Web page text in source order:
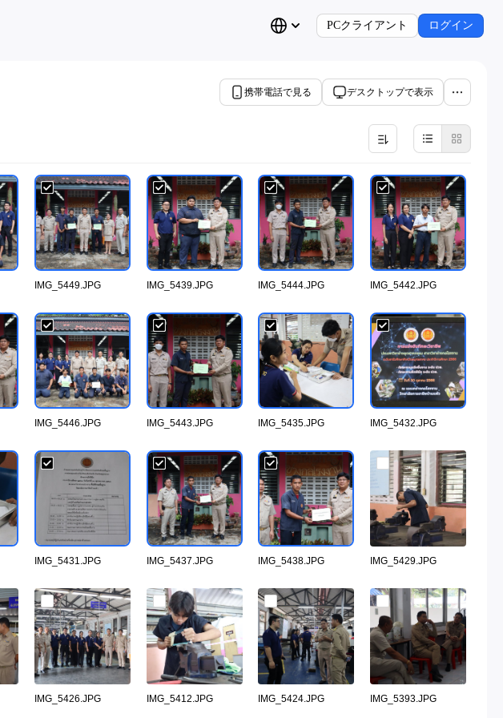
PCクライアント ログイン
携帯電話で見る デスクトップで表示
IMG_5449.JPG IMG_5439.JPG IMG_5444.JPG IMG_5442.JPG
IMG_5446.JPG IMG_5443.JPG IMG_5435.JPG IMG_5432.JPG
IMG_5431.JPG IMG_5437.JPG IMG_5438.JPG IMG_5429.JPG
IMG_5426.JPG IMG_5412.JPG IMG_5424.JPG IMG_5393.JPG